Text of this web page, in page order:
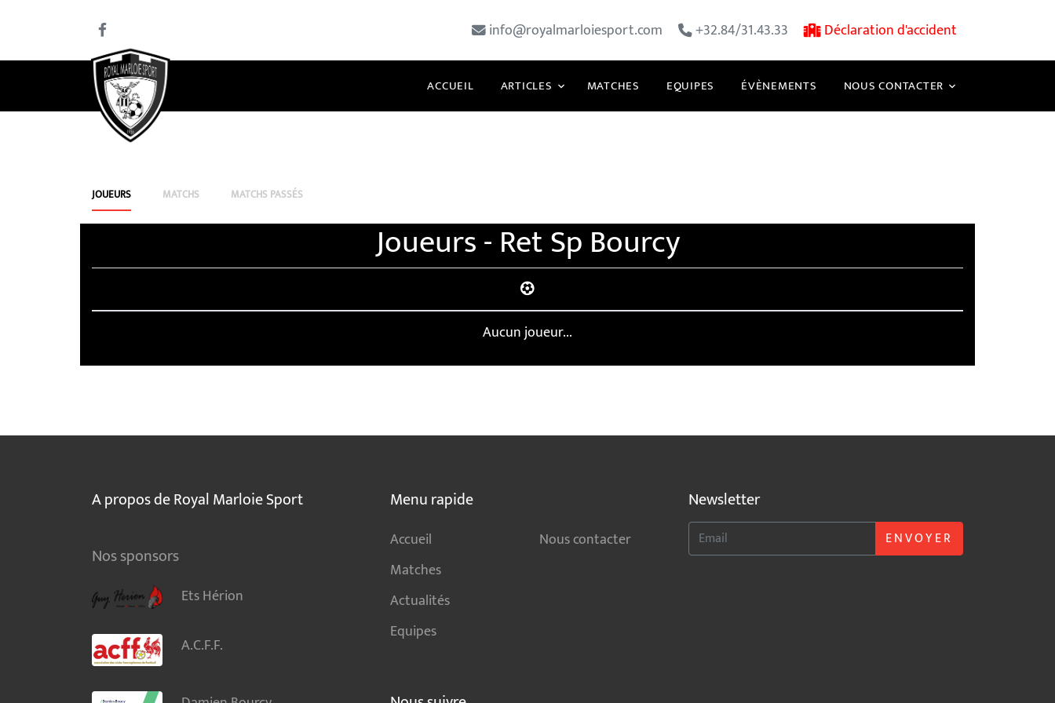
info@royalmarloiesport.com +32.84/31.43.33 Déclaration d'accident
ACCUEIL ARTICLES MATCHES EQUIPES ÉVÈNEMENTS NOUS CONTACTER
JOUEURS MATCHS MATCHS PASSÉS
Joueurs - Ret Sp Bourcy
Aucun joueur...
A propos de Royal Marloie Sport
Nos sponsors
Ets Hérion
A.C.F.F.
Menu rapide
Accueil
Matches
Actualités
Equipes
Nous contacter
Newsletter
ENVOYER